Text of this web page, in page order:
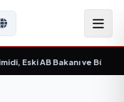
Eski AB Bakanı ve